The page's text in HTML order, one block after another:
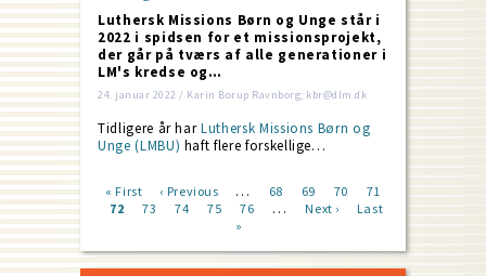
Luthersk Missions Børn og Unge står i
2022 i spidsen for et missionsprojekt,
der går på tværs af alle generationer i
LM's kredse og…
24. januar 2022 / Karin Borup Ravnborg; kbr@dlm.dk
Tidligere år harLuthersk Missions Børn og
Unge (LMBU) haft flere forskellige…
Pagination
First
page
« First
Previous
page
‹ Previous … Page
68 Page
69 Page
70 Page
71
Current
72 Page
73 Page
74 Page
75 Page
76 …
Next
Next ›
Last
Last
»